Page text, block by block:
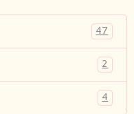
47
2
4